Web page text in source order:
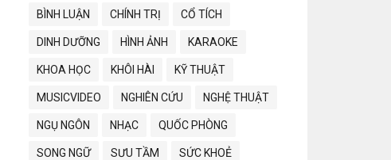
BÌNH LUẬN CHÍNH TRỊ CỔ TÍCH
DINH DƯỠNG HÌNH ẢNH KARAOKE
KHOA HỌC KHÔI HÀI KỸ THUẬT
MUSICVIDEO NGHIÊN CỨU NGHỆ THUẬT
NGỤ NGÔN NHẠC QUỐC PHÒNG
SONG NGỮ SƯU TẦM SỨC KHOẺ